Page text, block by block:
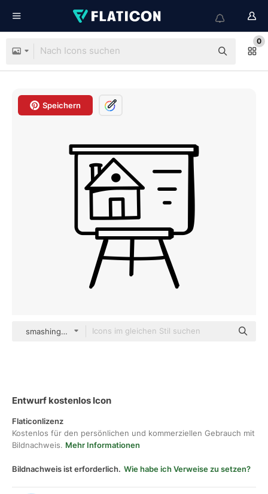
0
Speichern
smashingstocks Hand Drawn Black
Entwurf kostenlos Icon
Flaticonlizenz
Kostenlos für den persönlichen und kommerziellen Gebrauch mit
Bildnachweis. Mehr Informationen
Bildnachweis ist erforderlich. Wie habe ich Verweise zu setzen?